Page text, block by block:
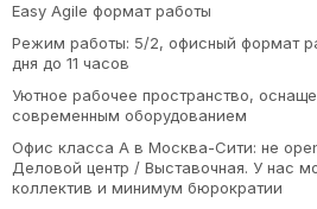
Easy Аgile формат работы
Режим работы: 5/2, офисный формат
дня до 11 часов
Уютное рабочее пространство,
современным оборудованием
Офис класса А в Москва-Сити: не
Деловой центр / Выставочная. У нас
коллектив и минимум бюрократии